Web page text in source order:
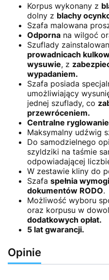
Korpus wykonany z
dolny z blachy
Szafa malowana
Odporna na wilgoć
Szuflady
prowadnicach
wysuwie, z
wypadaniem.
Szafa posiada
umożliwiający
jednej szuflady, co
przewróceniem.
Centralne ryglowanie
Maksymalny udźwig
Do samodzielnego
szyldziki na taśmie
odpowiadającej
W zestawie kliny do
Szafa spełnia
dokumentów RODO.
Możliwość wyboru
oraz korpusu w
dodatkowych opłat.
5 lat gwarancji.
Opinie